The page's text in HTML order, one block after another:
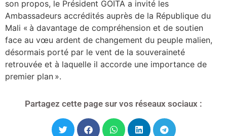
son propos, le Président GOÏTA a invité les
Ambassadeurs accrédités auprès de la République du
Mali « à davantage de compréhension et de soutien
face au vœu ardent de changement du peuple malien,
désormais porté par le vent de la souveraineté
retrouvée et à laquelle il accorde une importance de
premier plan ».
Partagez cette page sur vos réseaux sociaux :